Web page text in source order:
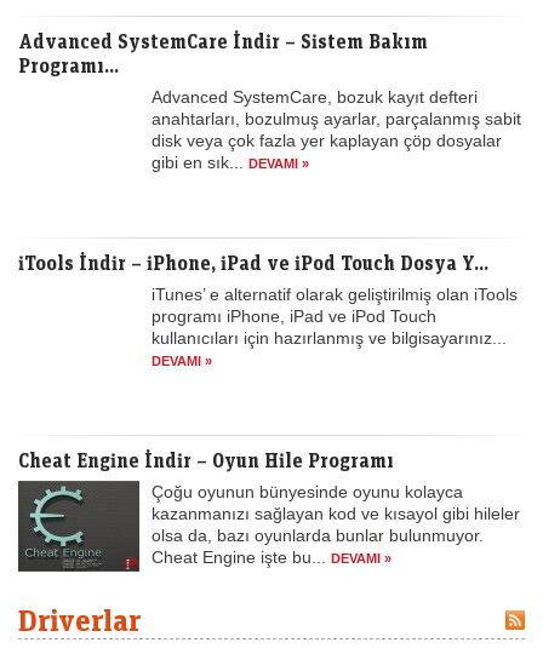
Advanced SystemCare İndir – Sistem Bakım
Programı...
Advanced SystemCare, bozuk kayıt defteri
anahtarları, bozulmuş ayarlar, parçalanmış sabit
disk veya çok fazla yer kaplayan çöp dosyalar
gibi en sık...
DEVAMI »
iTools İndir – iPhone, iPad ve iPod Touch Dosya Y...
iTunes’ e alternatif olarak geliştirilmiş olan iTools
programı iPhone, iPad ve iPod Touch
kullanıcıları için hazırlanmış ve bilgisayarınız...
DEVAMI »
Cheat Engine İndir – Oyun Hile Programı
Çoğu oyunun bünyesinde oyunu kolayca
kazanmanızı sağlayan kod ve kısayol gibi hileler
olsa da, bazı oyunlarda bunlar bulunmuyor.
Cheat Engine işte bu...
DEVAMI »
Driverlar